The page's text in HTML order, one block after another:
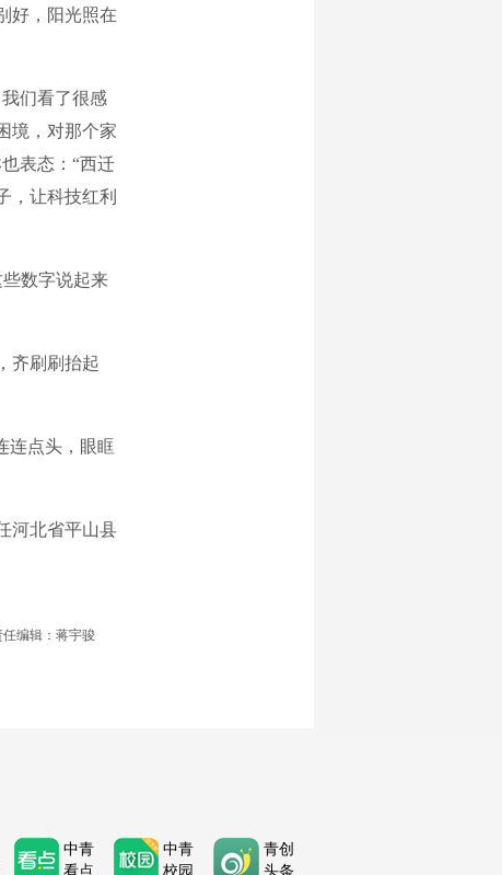
好，阳光照在
们看了很感
境，对那个家
表态：“西迁
，让科技红利
数字说起来
齐刷刷抬起
连点头，眼眶
河北省平山县
任编辑：蒋宇骏
中青
看点
中青
校园
青创
头条